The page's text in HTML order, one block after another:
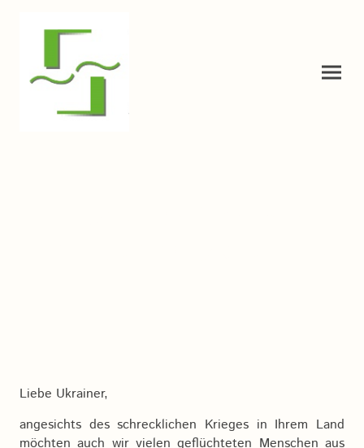
Liebe Ukrainer,
angesichts des schrecklichen Krieges in Ihrem Land
möchten auch wir vielen geflüchteten Menschen aus